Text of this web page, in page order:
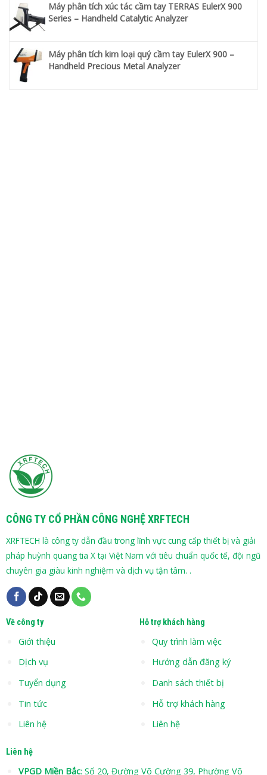
Máy phân tích xúc tác cầm tay TERRAS EulerX 900
Series – Handheld Catalytic Analyzer
Máy phân tích kim loại quý cầm tay EulerX 900 –
Handheld Precious Metal Analyzer
CÔNG TY CỔ PHẦN CÔNG NGHỆ XRFTECH
XRFTECH là công ty dẫn đầu trong lĩnh vực cung cấp thiết bị và giải
pháp huỳnh quang tia X tại Việt Nam với tiêu chuẩn quốc tế, đội ngũ
chuyên gia giàu kinh nghiệm và dịch vụ tận tâm. .
Về công ty
Giới thiệu
Dịch vụ
Tuyển dụng
Tin tức
Liên hệ
Hỗ trợ khách hàng
Quy trình làm việc
Hướng dẫn đăng ký
Danh sách thiết bị
Hỗ trợ khách hàng
Liên hệ
Liên hệ
VPGD Miền Bắc: Số 20, Đường Võ Cường 39, Phường Võ